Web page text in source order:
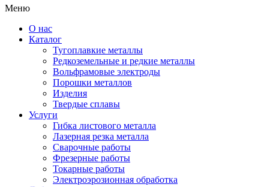
Меню
О нас
Каталог
Тугоплавкие металлы
Редкоземельные и редкие металлы
Вольфрамовые электроды
Порошки металлов
Изделия
Твердые сплавы
Услуги
Гибка листового металла
Лазерная резка металла
Сварочные работы
Фрезерные работы
Токарные работы
Электроэрозионная обработка